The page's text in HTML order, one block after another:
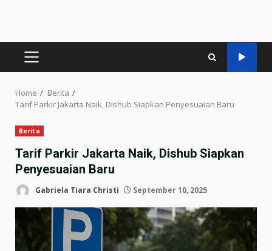
PRIMARY
Home
Berita
Tarif Parkir Jakarta Naik, Dishub Siapkan Penyesuaian Baru
Berita
Tarif Parkir Jakarta Naik, Dishub Siapkan
Penyesuaian Baru
Gabriela Tiara Christi September 10, 2025